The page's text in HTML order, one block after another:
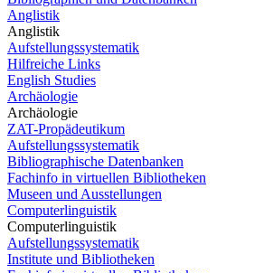
Anglistik
Anglistik
Aufstellungssystematik
Hilfreiche Links
English Studies
Archäologie
Archäologie
ZAT-Propädeutikum
Aufstellungssystematik
Bibliographische Datenbanken
Fachinfo in virtuellen Bibliotheken
Museen und Ausstellungen
Computerlinguistik
Computerlinguistik
Aufstellungssystematik
Institute und Bibliotheken